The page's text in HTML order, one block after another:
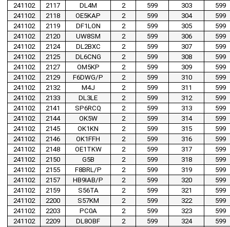
241102
2117 DL4M 2 599 303
599
241102
2118 OE5KAP 2 599 304
599
241102
2119 DF1LON 2 599 305
599
241102
2120 UW8SM 2 599 306
599
241102
2124 DL2BXC 2 599 307
599
241102
2125 DL6CNG 2 599 308
599
241102
2127 OM5KP 2 599 309
599
241102
2129 F6DWG/P 2 599 310
599
241102
2132 M4J 2 599 311
599
241102
2133 DL3LE 2 599 312
599
241102
2141 SP6RCQ 2 599 313
599
241102
2144 OK5W 2 599 314
599
241102
2145 OK1KN 2 599 315
599
241102
2146 OK1FFH 2 599 316
599
241102
2148 OE1TKW 2 599 317
599
241102
2150 G5B 2 599 318
599
241102
2155 F8BRL/P 2 599 319
599
241102
2157 HB9IAB/P 2 599 320
599
241102
2159 S56TA 2 599 321
599
241102
2200 S57KM 2 599 322
599
241102
2203 PC0A 2 599 323
599
241102
2209 DL8OBF 2 599 324
599